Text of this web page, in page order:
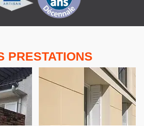
PRESTATIONS